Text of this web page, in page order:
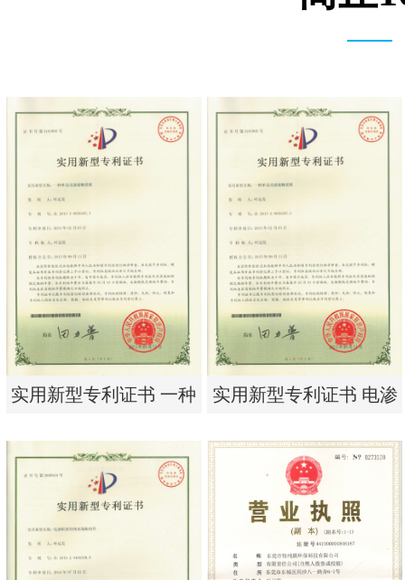
实用新型专利证书 一种
实用新型专利证书 一种
实用新型专利证书 电渗
实用新型专利证书 电渗